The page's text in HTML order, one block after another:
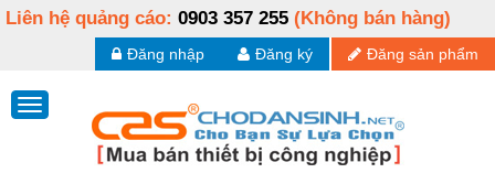
Liên hệ quảng cáo: 0903 357 255 (Không bán hàng)
Đăng sản phẩm
Đăng ký
Đăng nhập